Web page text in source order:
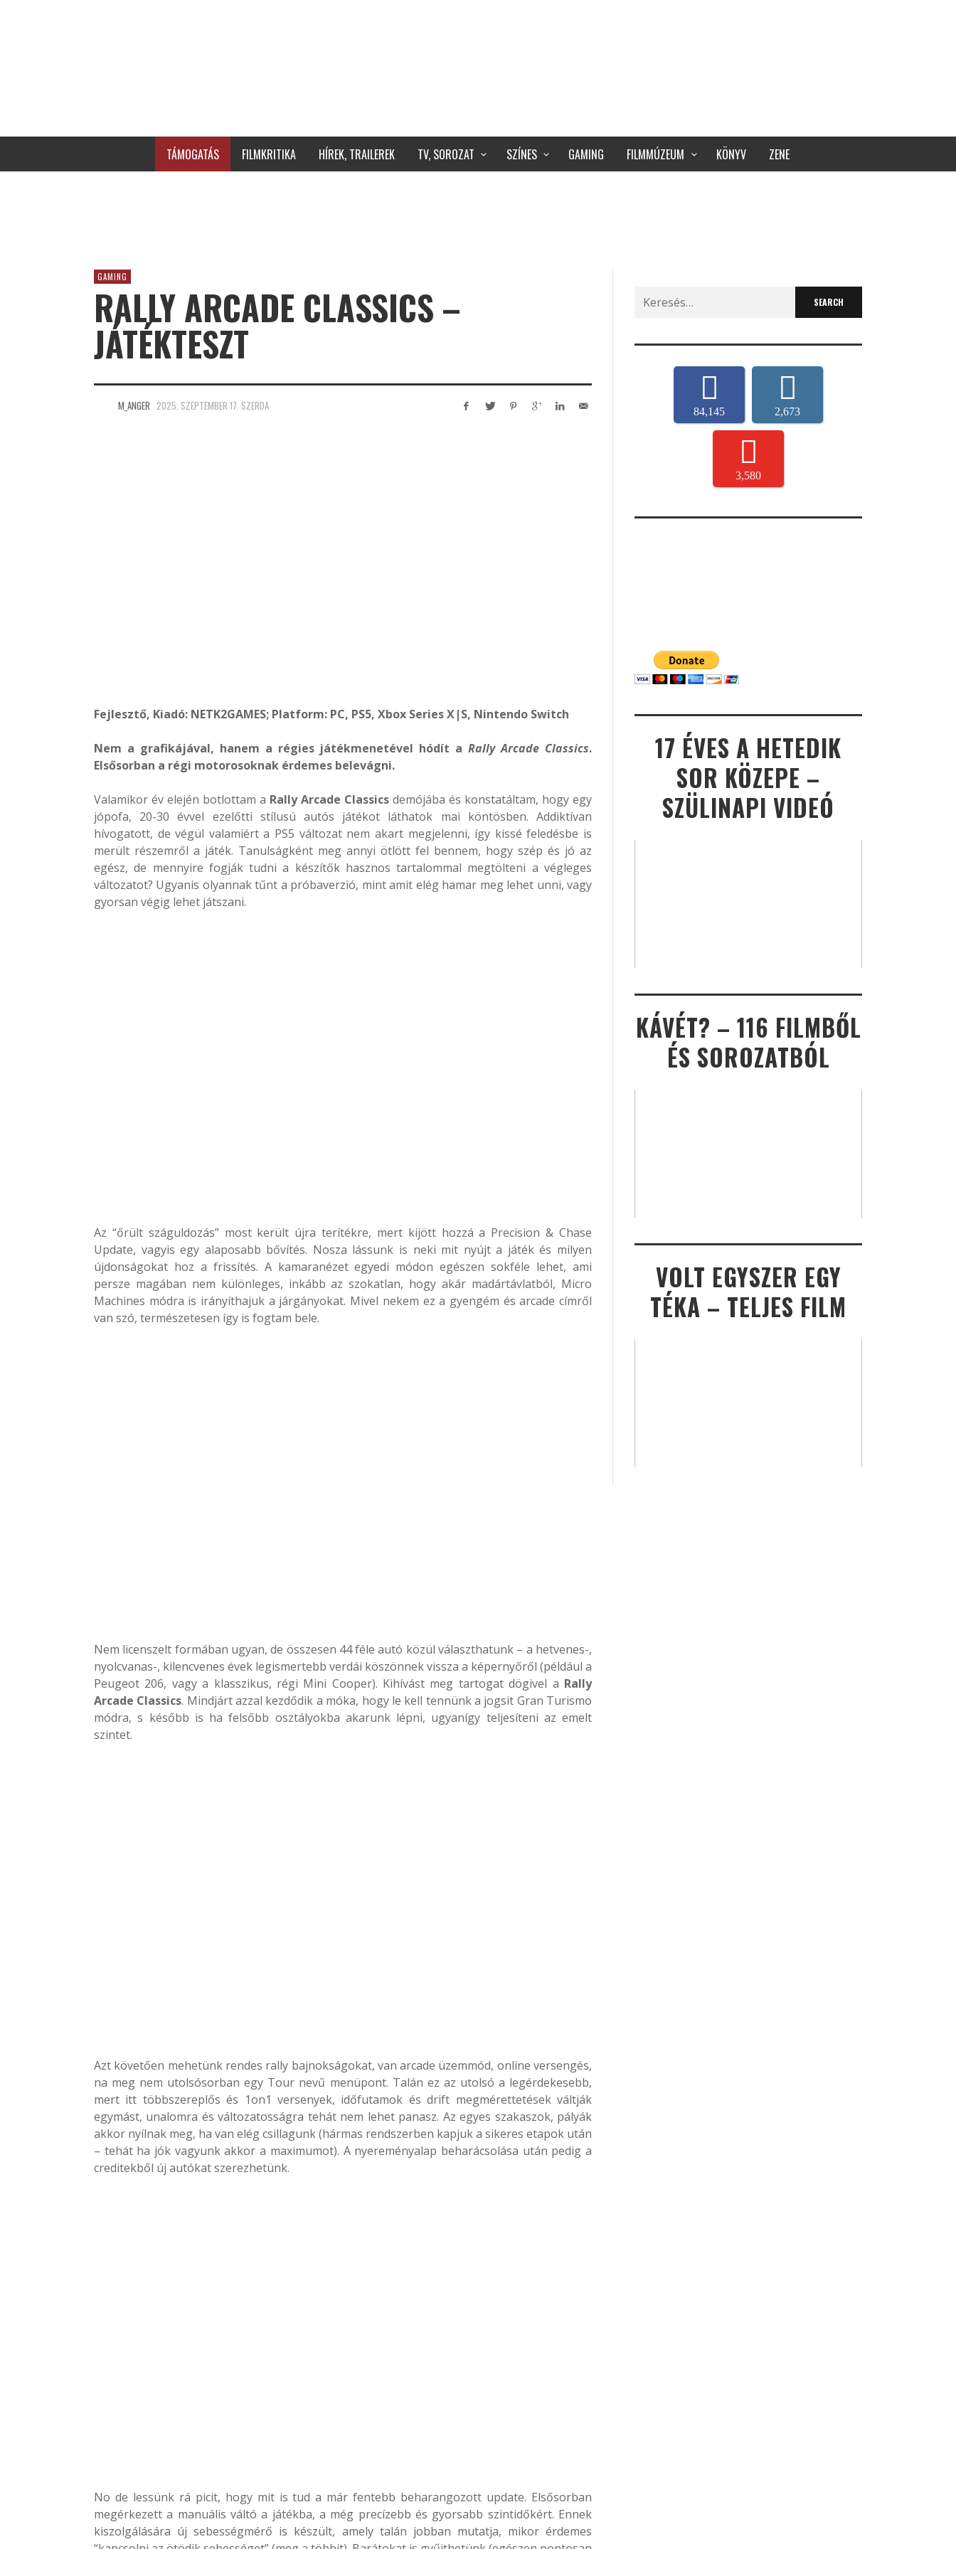
TÁMOGATÁS FILMKRITIKA HÍREK, TRAILEREK TV, SOROZAT SZÍNES GAMING FILMMÚZEUM KÖNYV ZENE
GAMING
RALLY ARCADE CLASSICS –
JÁTÉKTESZT
M_ANGER 2025. SZEPTEMBER 17. SZERDA
Fejlesztő, Kiadó: NETK2GAMES; Platform: PC, PS5, Xbox Series X|S, Nintendo Switch
Nem a grafikájával, hanem a régies játékmenetével hódít aRally Arcade Classics.
Elsősorban a régi motorosoknak érdemes belevágni.
Valamikor év elején botlottam a Rally Arcade Classics demójába és konstatáltam, hogy egy
jópofa, 20-30 évvel ezelőtti stílusú autós játékot láthatok mai köntösben. Addiktívan
hívogatott, de végül valamiért a PS5 változat nem akart megjelenni, így kissé feledésbe is
merült részemről a játék. Tanulságként meg annyi ötlött fel bennem, hogy szép és jó az
egész, de mennyire fogják tudni a készítők hasznos tartalommal megtölteni a végleges
változatot? Ugyanis olyannak tűnt a próbaverzió, mint amit elég hamar meg lehet unni, vagy
gyorsan végig lehet játszani.
Az “őrült száguldozás” most került újra terítékre, mert kijött hozzá a Precision & Chase
Update, vagyis egy alaposabb bővítés. Nosza lássunk is neki mit nyújt a játék és milyen
újdonságokat hoz a frissítés. A kamaranézet egyedi módon egészen sokféle lehet, ami
persze magában nem különleges, inkább az szokatlan, hogy akár madártávlatból, Micro
Machines módra is irányíthajuk a járgányokat. Mivel nekem ez a gyengém és arcade címről
van szó, természetesen így is fogtam bele.
Nem licenszelt formában ugyan, de összesen 44 féle autó közül választhatunk – a hetvenes-,
nyolcvanas-, kilencvenes évek legismertebb verdái köszönnek vissza a képernyőről (például a
Peugeot 206, vagy a klasszikus, régi Mini Cooper). Kihívást meg tartogat dögivel a Rally
Arcade Classics. Mindjárt azzal kezdődik a móka, hogy le kell tennünk a jogsit Gran Turismo
módra, s később is ha felsőbb osztályokba akarunk lépni, ugyanígy teljesíteni az emelt
szintet.
Azt követően mehetünk rendes rally bajnokságokat, van arcade üzemmód, online versengés,
na meg nem utolsósorban egy Tour nevű menüpont. Talán ez az utolsó a legérdekesebb,
mert itt többszereplős és 1on1 versenyek, időfutamok és drift megmérettetések váltják
egymást, unalomra és változatosságra tehát nem lehet panasz. Az egyes szakaszok, pályák
akkor nyílnak meg, ha van elég csillagunk (hármas rendszerben kapjuk a sikeres etapok után
– tehát ha jók vagyunk akkor a maximumot). A nyereményalap beharácsolása után pedig a
creditekből új autókat szerezhetünk.
No de lessünk rá picit, hogy mit is tud a már fentebb beharangozott update. Elsősorban
megérkezett a manuális váltó a játékba, a még precízebb és gyorsabb szintidőkért. Ennek
kiszolgálására új sebességmérő is készült, amely talán jobban mutatja, mikor érdemes
Search
for:
84,145 2,673
3,580
17 ÉVES A HETEDIK
SOR KÖZEPE –
SZÜLINAPI VIDEÓ
KÁVÉT? – 116 FILMBŐL
ÉS SOROZATBÓL
VOLT EGYSZER EGY
TÉKA – TELJES FILM